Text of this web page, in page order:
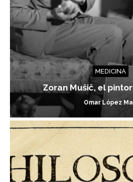
MEDICINA
Zoran Mušič, el
Omar López